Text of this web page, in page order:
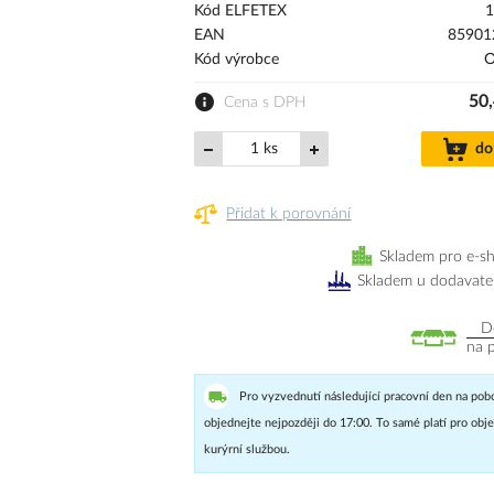
Kód ELFETEX
EAN
Kód výrobce
Cena s DPH
ks
Přidat k porovnání
Skladem pro e-
Skladem u
na
Pro vyzvednutí následující pracovní den na
objednejte nejpozději do 17:00. To samé platí pro
kurýrní službou.